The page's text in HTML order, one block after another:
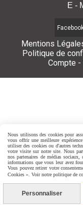
E -
Mentions
Politique de
Compte
Nous utilisons des cookies pour
vous offrir une meilleure
utiliser des cookies ou d'autres
votre visite sur notre site. Nous
nos partenaires de médias
informations que vous leur avez
Vous pouvez retirer votre
Cookies ». Voir notre politique de
Personnaliser